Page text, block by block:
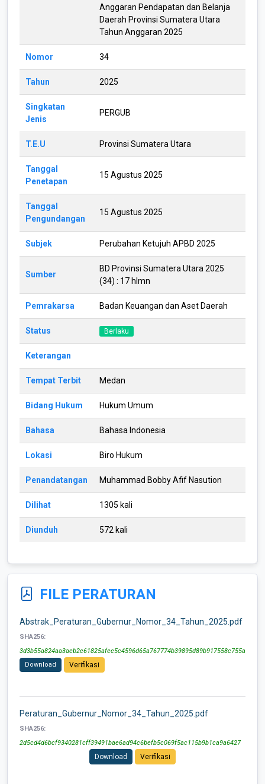
Anggaran Pendapatan dan Belanja
Daerah Provinsi Sumatera Utara
Tahun Anggaran 2025
Nomor 34
Tahun 2025
Singkatan
Jenis
PERGUB
T.E.U Provinsi Sumatera Utara
Tanggal
Penetapan
15 Agustus 2025
Tanggal
Pengundangan
15 Agustus 2025
Subjek Perubahan Ketujuh APBD 2025
Sumber
BD Provinsi Sumatera Utara 2025
(34) : 17 hlmn
Pemrakarsa Badan Keuangan dan Aset Daerah
Status Berlaku
Keterangan
Tempat Terbit Medan
Bidang Hukum Hukum Umum
Bahasa Bahasa Indonesia
Lokasi Biro Hukum
Penandatangan Muhammad Bobby Afif Nasution
Dilihat 1305 kali
Diunduh 572 kali
FILE PERATURAN
Abstrak_Peraturan_Gubernur_Nomor_34_Tahun_2025.pdf
SHA256:
3d3b55a824aa3aeb2e61825afee5c4596d65a767774b39895d89b917558c755a
Download
Verifikasi
Peraturan_Gubernur_Nomor_34_Tahun_2025.pdf
SHA256:
2d5cd4d6bcf9340281cff39491bae6ad94c6befb5c069f5ac115b9b1ca9a6427
Download Verifikasi